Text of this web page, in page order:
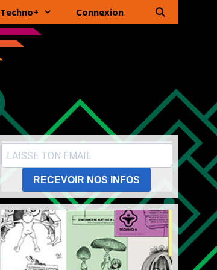
Techno+ Connexion
RECEVOIR NOS INFOS